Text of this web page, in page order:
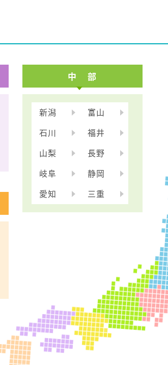
中 部
新潟
富山
石川
福井
山梨
長野
岐阜
静岡
愛知
三重